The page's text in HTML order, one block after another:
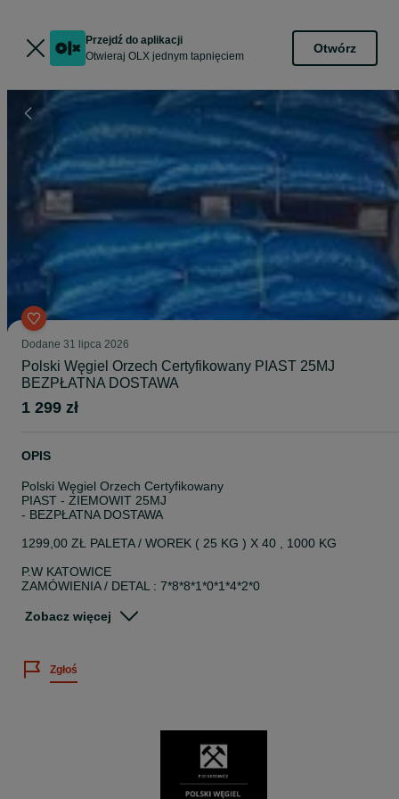
Przejdź do aplikacji
Otwieraj OLX jednym tapnięciem
Otwórz
Dodane 31 lipca 2026
Polski Węgiel Orzech Certyfikowany PIAST 25MJ
BEZPŁATNA DOSTAWA
1 299 zł
OPIS
Polski Węgiel Orzech Certyfikowany
PIAST - ZIEMOWIT 25MJ
- BEZPŁATNA DOSTAWA
1299,00 ZŁ PALETA / WOREK ( 25 KG ) X 40 , 1000 KG
P.W KATOWICE
ZAMÓWIENIA / DETAL : 7*8*8*1*0*1*4*2*0
... Tylko POLSKIE Kopalnie !!!
wysokim płomieniem oraz stosunkowo niską zawartością siarki
przez co jest bardziej przyjazny dla środowiska. Niski stosunek
się doskonale w niemal wszystkich kotłach zasypowych. Atrakcyjna
cena, adekwatna do parametrów w dużej mierze przyczynia się do
Zobacz więcej
Zgłoś